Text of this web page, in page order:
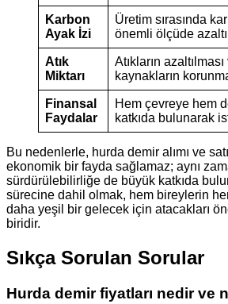
Karbon
Ayak İzi
Üretim sırasında
önemli ölçüde
Atık
Miktarı
Atıkların
kaynakların
Finansal
Faydalar
Hem çevreye hem
katkıda bulunarak
Bu nedenlerle, hurda demir alımı ve
ekonomik bir fayda sağlamaz; aynı
sürdürülebilirliğe de büyük katkıda
sürecine dahil olmak, hem bireylerin
daha yeşil bir gelecek için atacakları
biridir.
Sıkça Sorulan Sorular
Hurda demir fiyatları nedir ve